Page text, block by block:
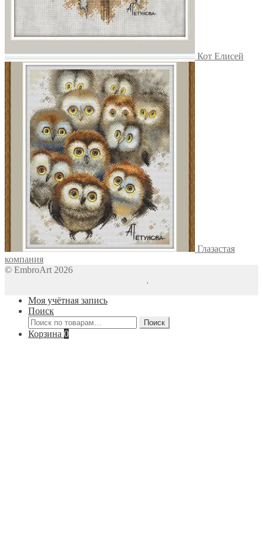
Кот Елисей
Глазастая
компания
© EmbroArt 2026
.
Моя учётная запись
Поиск
Искать:
Поиск
Корзина 0